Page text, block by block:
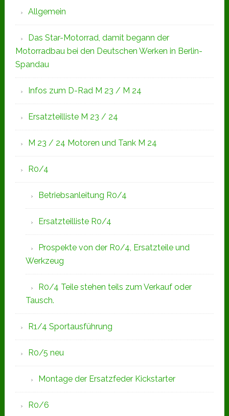
Allgemein
Das Star-Motorrad, damit begann der
Motorradbau bei den Deutschen Werken in Berlin-
Spandau
Infos zum D-Rad M 23 / M 24
Ersatzteilliste M 23 / 24
M 23 / 24 Motoren und Tank M 24
R0/4
Betriebsanleitung R0/4
Ersatzteilliste R0/4
Prospekte von der R0/4, Ersatzteile und
Werkzeug
R0/4 Teile stehen teils zum Verkauf oder
Tausch.
R1/4 Sportausführung
R0/5 neu
Montage der Ersatzfeder Kickstarter
R0/6